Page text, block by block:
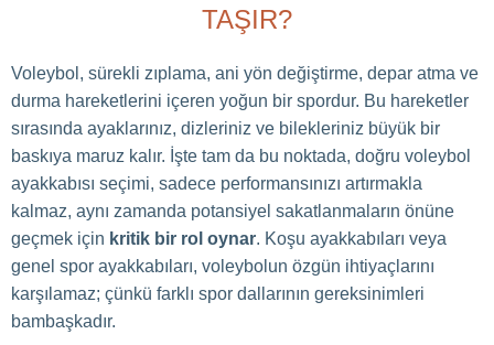
TAŞIR?
Voleybol, sürekli zıplama, ani yön değiştirme, depar atma ve
durma hareketlerini içeren yoğun bir spordur. Bu hareketler
sırasında ayaklarınız, dizleriniz ve bilekleriniz büyük bir
baskıya maruz kalır. İşte tam da bu noktada, doğru voleybol
ayakkabısı seçimi, sadece performansınızı artırmakla
kalmaz, aynı zamanda potansiyel sakatlanmaların önüne
geçmek için kritik bir rol oynar. Koşu ayakkabıları veya
genel spor ayakkabıları, voleybolun özgün ihtiyaçlarını
karşılamaz; çünkü farklı spor dallarının gereksinimleri
bambaşkadır.